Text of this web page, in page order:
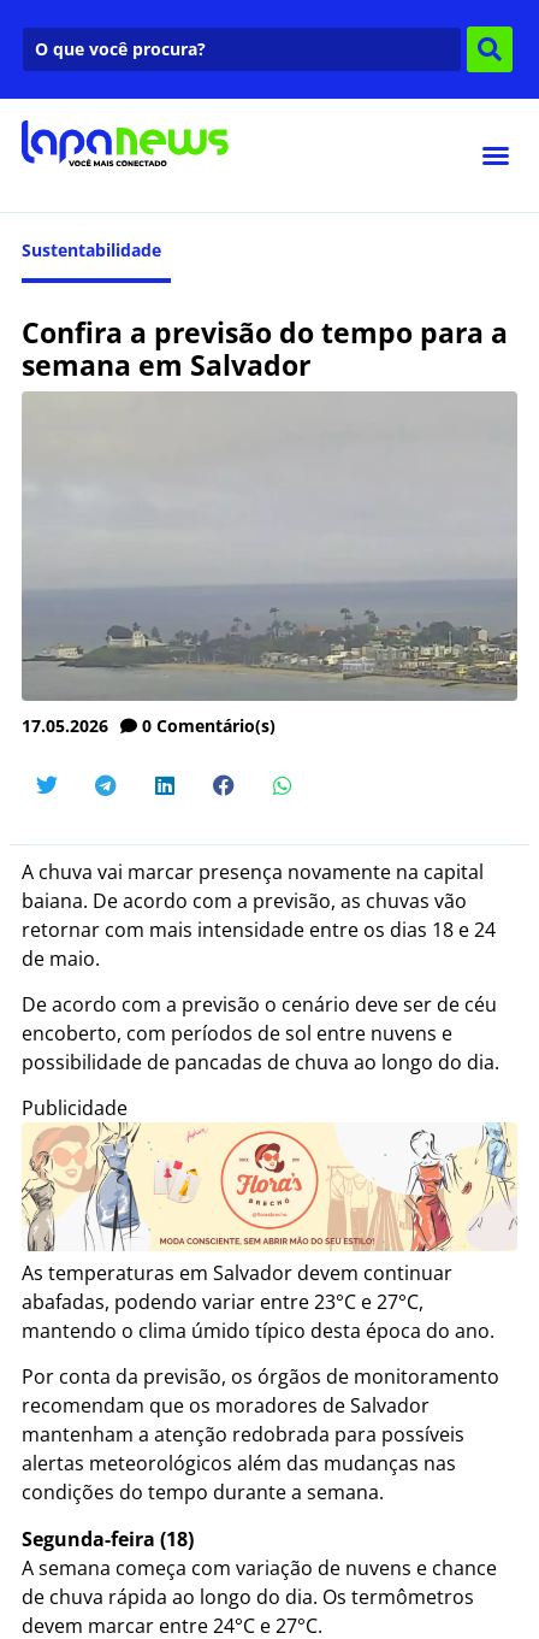
Sustentabilidade
Confira a previsão do tempo para a
semana em Salvador
17.05.2026 0 Comentário(s)
A chuva vai marcar presença novamente na capital
baiana. De acordo com a previsão, as chuvas vão
retornar com mais intensidade entre os dias 18 e 24
de maio.
De acordo com a previsão o cenário deve ser de céu
encoberto, com períodos de sol entre nuvens e
possibilidade de pancadas de chuva ao longo do dia.
Publicidade
As temperaturas em Salvador devem continuar
abafadas, podendo variar entre 23°C e 27°C,
mantendo o clima úmido típico desta época do ano.
Por conta da previsão, os órgãos de monitoramento
recomendam que os moradores de Salvador
mantenham a atenção redobrada para possíveis
alertas meteorológicos além das mudanças nas
condições do tempo durante a semana.
Segunda-feira (18)
A semana começa com variação de nuvens e chance
de chuva rápida ao longo do dia. Os termômetros
devem marcar entre 24°C e 27°C.